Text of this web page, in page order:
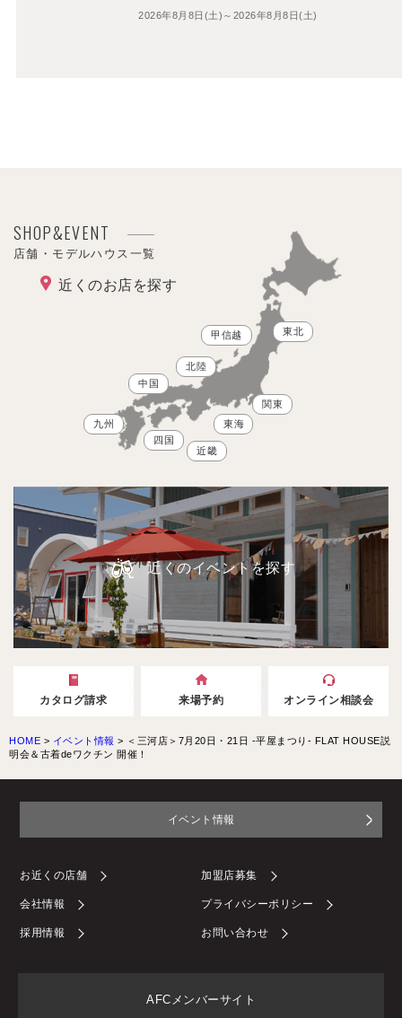
2026年8月8日(土)～2026年8月8日(土)
SHOP&EVENT
店舗・モデルハウス一覧
近くのお店を探す
東北
甲信越
北陸
関東
東海
近畿
中国
四国
九州
近くのイベントを探す
カタログ請求 来場予約 オンライン相談会
HOME > イベント情報 > ＜三河店＞7月20日・21日 -平屋まつり- FLAT HOUSE説
明会＆古着deワクチン 開催！
イベント情報
お近くの店舗 加盟店募集
会社情報 プライバシーポリシー
採用情報 お問い合わせ
AFCメンバーサイト